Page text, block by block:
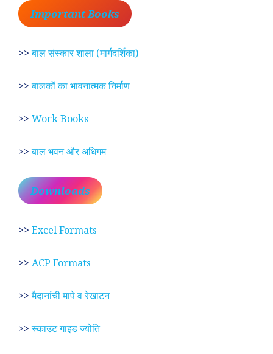
Important Books
>>बाल संस्कार शाला (मार्गदर्शिका)
>>बालकों का भावनात्मक निर्माण
>> Work Books
>>बाल भवन और अधिगम
Downloads
>> Excel Formats
>> ACP Formats
>>मैदानांची मापे व रेखाटन
>>स्काउट गाइड ज्योति